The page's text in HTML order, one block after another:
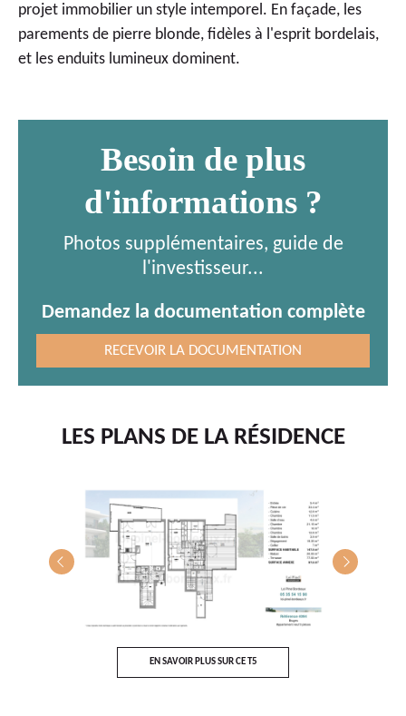
projet immobilier un style intemporel. En façade, les
parements de pierre blonde, fidèles à l'esprit bordelais,
et les enduits lumineux dominent.
Besoin de plus
d'informations ?
Photos supplémentaires, guide de
l'investisseur...
Demandez la documentation complète
RECEVOIR LA DOCUMENTATION
LES PLANS DE LA RÉSIDENCE
EN SAVOIR PLUS SUR CE T5